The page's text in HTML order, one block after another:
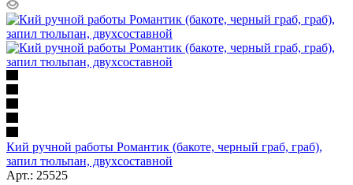
Кий ручной работы Романтик (бакоте, черный граб, граб),
запил тюльпан, двухсоставной
Арт.: 25525